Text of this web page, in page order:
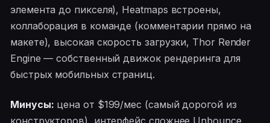
элемента до пикселя), Heatmaps встроены,
коллаборация в команде (комментарии прямо на
макете), высокая скорость загрузки, Thor Render
Engine — собственный движок рендеринга для
быстрых мобильных страниц.
Минусы: цена от $199/мес (самый дорогой из
конструкторов), интерфейс сложнее Unbounce,